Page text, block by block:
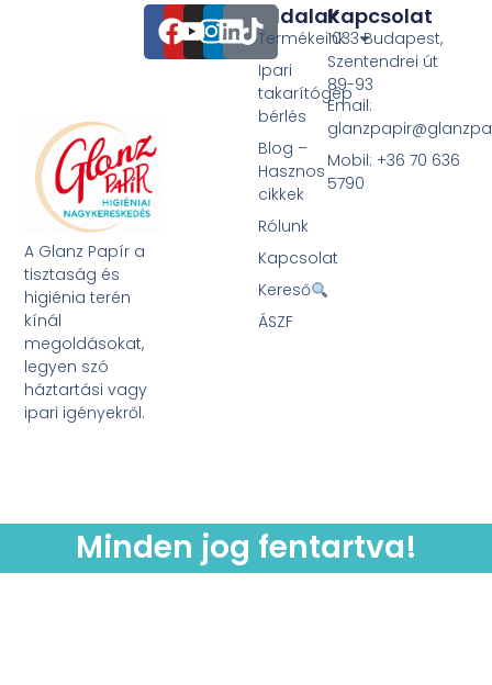
A Glanz Papír a
tisztaság és
higiénia terén
kínál
megoldásokat,
legyen szó
háztartási vagy
ipari igényekről.
Oldalak
Termékeink
Ipari
takarítógép
bérlés
Blog –
Hasznos
cikkek
Rólunk
Kapcsolat
Kereső
ÁSZF
Kapcsolat
1033 Budapest,
Szentendrei út
89-93
Email:
Mobil: +36 70 636
5790
Minden jog fentartva!